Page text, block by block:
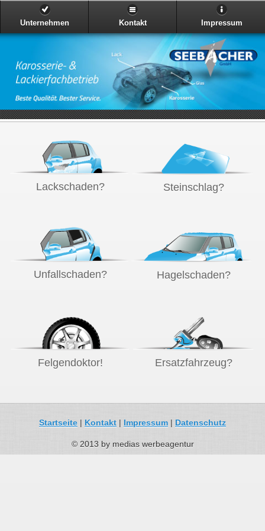
Unternehmen Kontakt Impressum
Lackschaden? Steinschlag?
Unfallschaden? Hagelschaden?
Felgendoktor! Ersatzfahrzeug?
Startseite | Kontakt | Impressum | Datenschutz
© 2013 by medias werbeagentur